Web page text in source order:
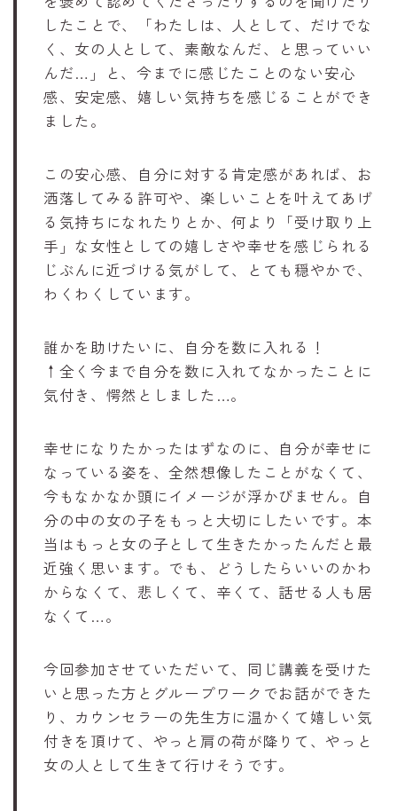
したことで、「わたしは、人として、だけでな
く、女の人として、素敵なんだ、と思っていい
んだ…」と、今までに感じたことのない安心
感、安定感、嬉しい気持ちを感じることができ
ました。
この安心感、自分に対する肯定感があれば、お
洒落してみる許可や、楽しいことを叶えてあげ
る気持ちになれたりとか、何より「受け取り上
手」な女性としての嬉しさや幸せを感じられる
じぶんに近づける気がして、とても穏やかで、
わくわくしています。
誰かを助けたいに、自分を数に入れる！
↑全く今まで自分を数に入れてなかったことに
気付き、愕然としました…。
幸せになりたかったはずなのに、自分が幸せに
なっている姿を、全然想像したことがなくて、
今もなかなか頭にイメージが浮かびません。自
分の中の女の子をもっと大切にしたいです。本
当はもっと女の子として生きたかったんだと最
近強く思います。でも、どうしたらいいのかわ
からなくて、悲しくて、辛くて、話せる人も居
なくて…。
今回参加させていただいて、同じ講義を受けた
いと思った方とグループワークでお話ができた
り、カウンセラーの先生方に温かくて嬉しい気
付きを頂けて、やっと肩の荷が降りて、やっと
女の人として生きて行けそうです。